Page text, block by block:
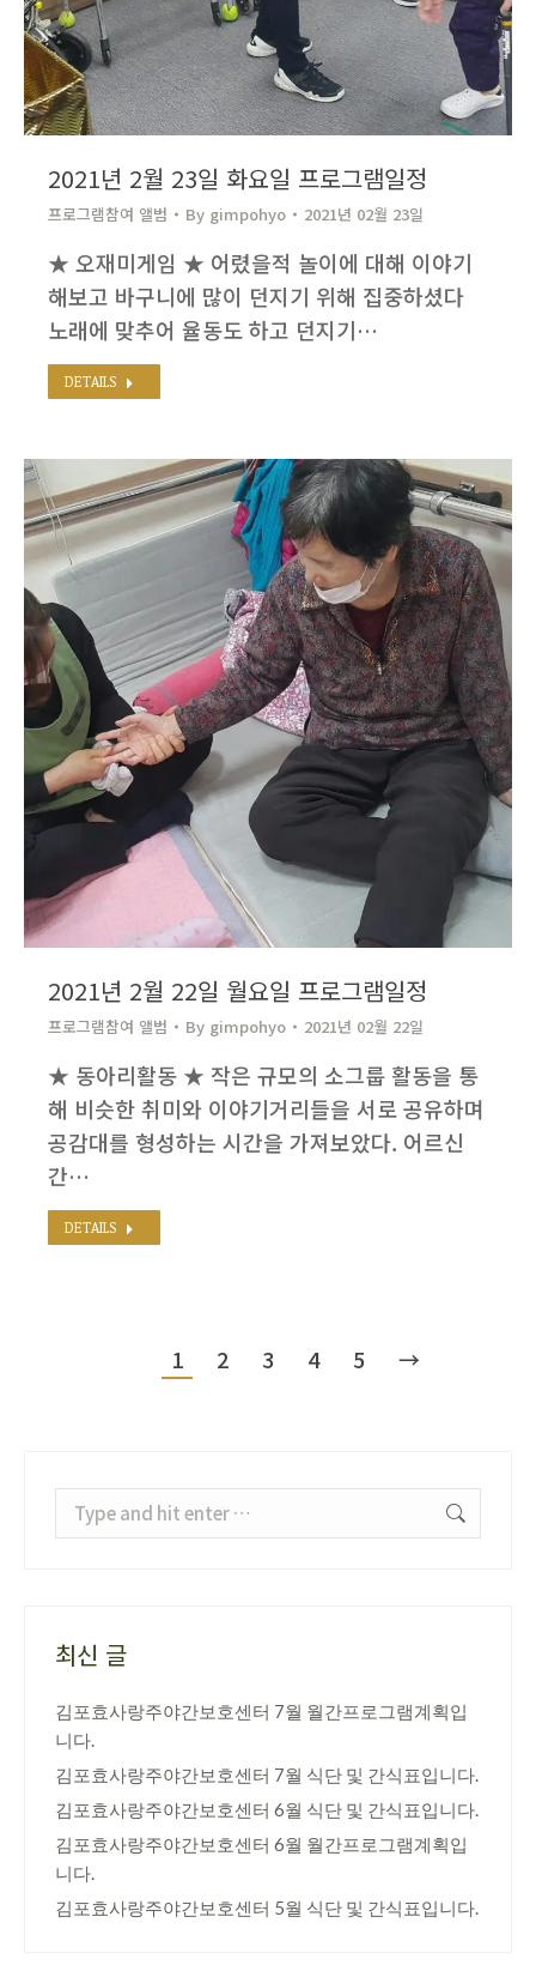
2021년 2월 23일 화요일 프로그램일정
프로그램참여 앨범 By gimpohyo​ 2021년 02월 23일
★ 오재미게임 ★ 어렸을적 놀이에 대해 이야기
해보고 바구니에 많이 던지기 위해 집중하셨다
노래에 맞추어 율동도 하고 던지기…
DETAILS
2021년 2월 22일 월요일 프로그램일정
프로그램참여 앨범 By gimpohyo​ 2021년 02월 22일
★ 동아리활동 ★ 작은 규모의 소그룹 활동을 통
해 비슷한 취미와 이야기거리들을 서로 공유하며
공감대를 형성하는 시간을 가져보았다. 어르신
간…
DETAILS
1 2 3 4 5 →
Search:
최신 글
김포효사랑주야간보호센터 7월 월간프로그램계획입
니다.
김포효사랑주야간보호센터 7월 식단 및 간식표입니다.
김포효사랑주야간보호센터 6월 식단 및 간식표입니다.
김포효사랑주야간보호센터 6월 월간프로그램계획입
니다.
김포효사랑주야간보호센터 5월 식단 및 간식표입니다.